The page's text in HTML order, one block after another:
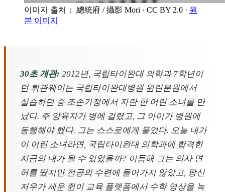
이미지 출처： 總統府 / 攝影 Mori · CC BY 2.0 · 원
본 이미지
30초 개관: 2012년, 국립타이완대 의학과 7학년이
던 뤼관웨이는 국립타이완대병원 윈린분원에서
실습하던 중 조손가정에서 자란 한 어린 소녀를 만
났다. 주 양육자가 병에 걸렸고, 그 아이가 병원에
동행해야 했다. 그는 스스로에게 물었다. 오늘 내가
이 어린 소녀라면, 국립타이완대 의학과에 합격한
지금의 내가 될 수 있었을까? 이듬해 그는 의사 면
허를 땄지만 전공의 수련에 들어가지 않았고, 팡신
저우가 세운 쥔이 교육 플랫폼에서 수학 영상을 녹